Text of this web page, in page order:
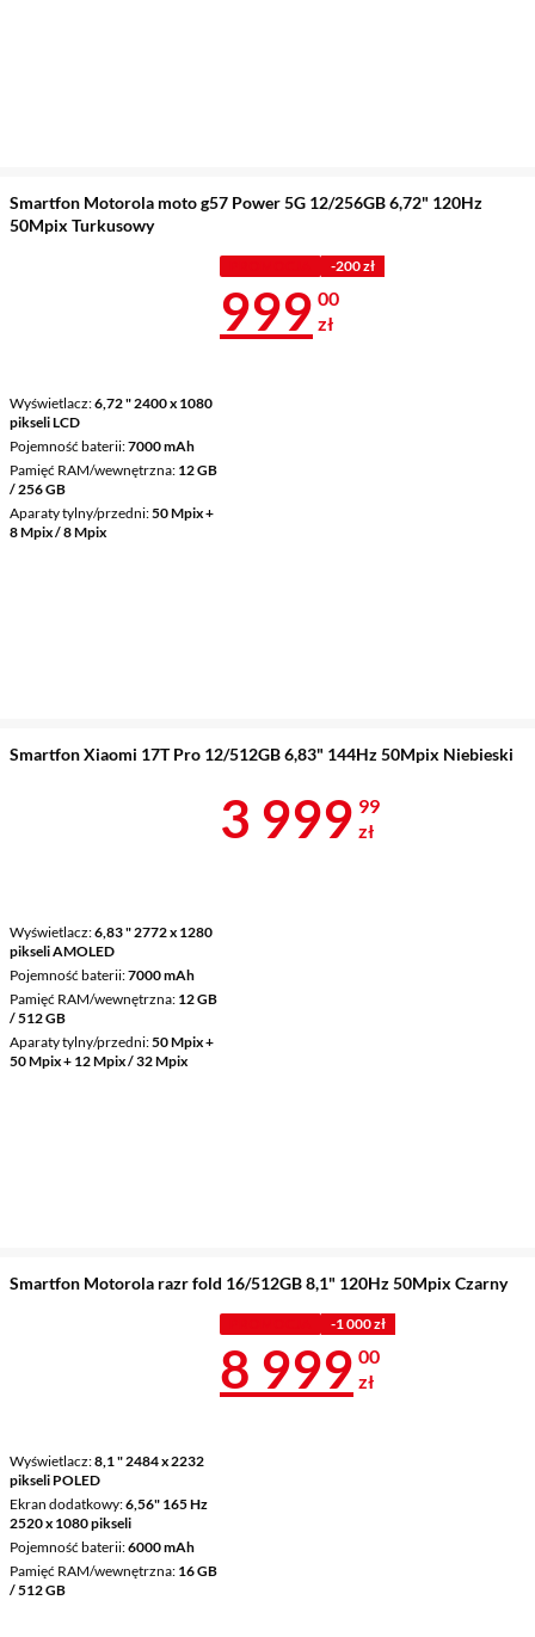
Smartfon Motorola moto g57 Power 5G 12/256GB 6,72" 120Hz
50Mpix Turkusowy
Wyświetlacz 6,72 " 2400 x 1080
pikseli LCD
Pojemność baterii 7000 mAh
Pamięć RAM/wewnętrzna 12 GB
/ 256 GB
Aparaty tylny/przedni 50 Mpix +
8 Mpix / 8 Mpix
-200 zł
Cena 999 zł
999 00
zł
Smartfon Xiaomi 17T Pro 12/512GB 6,83" 144Hz 50Mpix Niebieski
Wyświetlacz 6,83 " 2772 x 1280
pikseli AMOLED
Pojemność baterii 7000 mAh
Pamięć RAM/wewnętrzna 12 GB
/ 512 GB
Aparaty tylny/przedni 50 Mpix +
50 Mpix + 12 Mpix / 32 Mpix
Cena 3
3 999 99
zł
Smartfon Motorola razr fold 16/512GB 8,1" 120Hz 50Mpix Czarny
Wyświetlacz 8,1 " 2484 x 2232
pikseli POLED
Ekran dodatkowy 6,56" 165 Hz
2520 x 1080 pikseli
Pojemność baterii 6000 mAh
Pamięć RAM/wewnętrzna 16 GB
/ 512 GB
-1 000 zł
Cena 8 999 zł
8 999 00
zł